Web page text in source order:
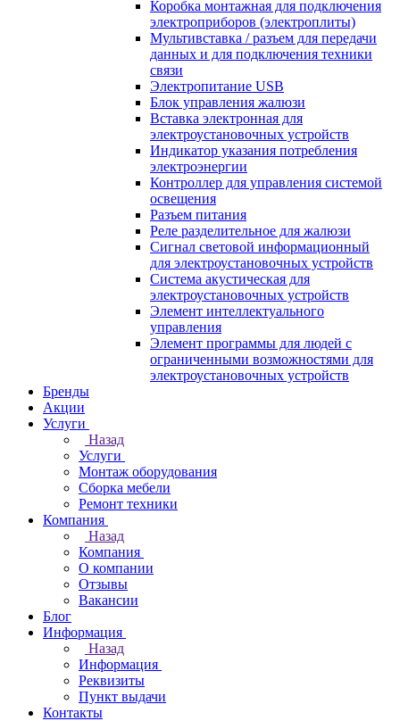
Коробка монтажная для подключения
электроприборов (электроплиты)
Мультивставка / разъем для передачи
данных и для подключения техники
связи
Электропитание USB
Блок управления жалюзи
Вставка электронная для
электроустановочных устройств
Индикатор указания потребления
электроэнергии
Контроллер для управления системой
освещения
Разъем питания
Реле разделительное для жалюзи
Сигнал световой информационный
для электроустановочных устройств
Система акустическая для
электроустановочных устройств
Элемент интеллектуального
управления
Элемент программы для людей с
ограниченными возможностями для
электроустановочных устройств
Бренды
Акции
Услуги
Назад
Услуги
Монтаж оборудования
Сборка мебели
Ремонт техники
Компания
Назад
Компания
О компании
Отзывы
Вакансии
Блог
Информация
Назад
Информация
Реквизиты
Пункт выдачи
Контакты